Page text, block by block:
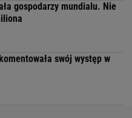
gospodarzy mundialu. Nie
swój występ w